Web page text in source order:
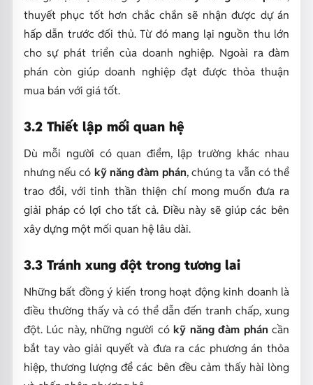
thuyết phục tốt hơn chắc chắn sẽ nhận được dự án
hấp dẫn trước đối thủ. Từ đó mang lại nguồn thu lớn
cho sự phát triển của doanh nghiệp. Ngoài ra đàm
phán còn giúp doanh nghiệp đạt được thỏa thuận
mua bán với giá tốt.
3.2 Thiết lập mối quan hệ
Dù mỗi người có quan điểm, lập trường khác nhau
nhưng nếu có kỹ năng đàm phán, chúng ta vẫn có thể
trao đổi, với tinh thần thiện chí mong muốn đưa ra
giải pháp có lợi cho tất cả. Điều này sẽ giúp các bên
xây dựng một mối quan hệ lâu dài.
3.3 Tránh xung đột trong tương lai
Những bất đồng ý kiến trong hoạt động kinh doanh là
điều thường thấy và có thể dẫn đến tranh chấp, xung
đột. Lúc này, những người cókỹ năng đàm phán cần
bắt tay vào giải quyết và đưa ra các phương án thỏa
hiệp, thương lượng để các bên đều cảm thấy hài lòng